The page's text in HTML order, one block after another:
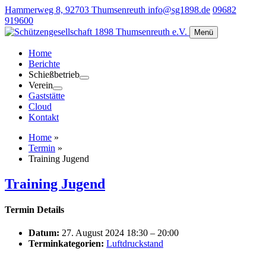
Hammerweg 8, 92703 Thumsenreuth info@sg1898.de 09682
919600
Menü
Home
Berichte
Schießbetrieb
Verein
Gaststätte
Cloud
Kontakt
Home »
Termin »
Training Jugend
Training Jugend
Termin Details
Datum: 27. August 2024 18:30 – 20:00
Terminkategorien: Luftdruckstand